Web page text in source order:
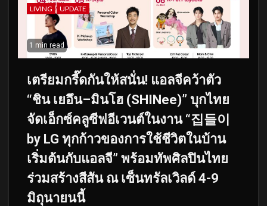
LIVING UPDATE
1 min read
เตรียมกรี๊ดกันให้สนั่น! แอลจีคว้าตัว
“ชิน เยอึน–มินโฮ (SHINee)” บุกไทย
จัดเอ็กซ์คลูซีฟอีเวนต์ในงาน “집들이
by LG ทุกก้าวของการใช้ชีวิตในบ้าน
เริ่มต้นกับแอลจี” พร้อมทัพศิลปินไทย
ร่วมสร้างสีสัน ณ เซ็นทรัลเวิลด์ 4-9
มิถุนายนนี้